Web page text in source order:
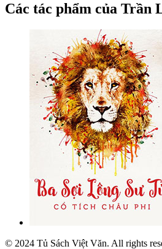
Các tác phẩm của Trần
© 2024 Tủ Sách Việt Văn. All rights